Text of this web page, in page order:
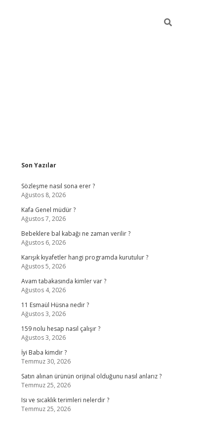
Sidebar
Son Yazılar
Sözleşme nasıl sona erer ?
Ağustos 8, 2026
Kafa Genel müdür ?
Ağustos 7, 2026
Bebeklere bal kabağı ne zaman verilir ?
Ağustos 6, 2026
Karışık kıyafetler hangi programda kurutulur ?
Ağustos 5, 2026
Avam tabakasında kimler var ?
Ağustos 4, 2026
11 Esmaül Hüsna nedir ?
Ağustos 3, 2026
159 nolu hesap nasıl çalışır ?
Ağustos 3, 2026
İyi Baba kimdir ?
Temmuz 30, 2026
Satın alınan ürünün orijinal olduğunu nasıl anlarız ?
Temmuz 25, 2026
Isı ve sıcaklık terimleri nelerdir ?
Temmuz 25, 2026